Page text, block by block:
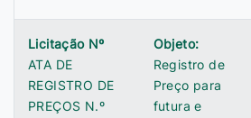
Licitação Nº
ATA DE
REGISTRO DE
PREÇOS N.º
Objeto:
Registro de
Preço para
futura e